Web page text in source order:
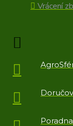
Vrácení